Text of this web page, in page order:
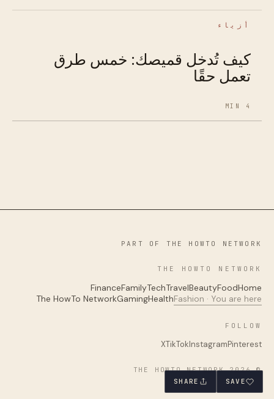
أزياء
كيف تُدخل قميصك: خمس طرق
تعمل حقًا
4 MIN
PART OF THE HOWTO NETWORK
THE HOWTO NETWORK
Home
Food
Beauty
Travel
Tech
Family
Finance
Fashion · You are here
Health
Gaming
The HowTo Network
FOLLOW
Pinterest
Instagram
TikTok
X
© 2026 THE HOWTO NETWORK
SAVE
SHARE